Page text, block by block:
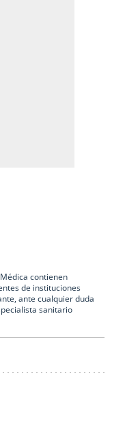
contienen
de instituciones
ante cualquier duda
sanitario